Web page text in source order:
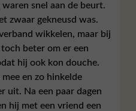
snel aan de beurt.
zwaar gekneusd was.
wikkelen, maar bij
beter om er een
hij ook kon douche.
en zo hinkelde
uit. Na een paar dagen
hij met een vriend een